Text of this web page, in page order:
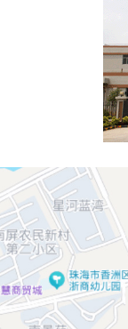
7